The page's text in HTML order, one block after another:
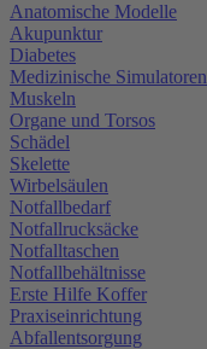
Anatomische Modelle
Akupunktur
Diabetes
Medizinische Simulatoren
Muskeln
Organe und Torsos
Schädel
Skelette
Wirbelsäulen
Notfallbedarf
Notfallrucksäcke
Notfalltaschen
Notfallbehältnisse
Erste Hilfe Koffer
Praxiseinrichtung
Abfallentsorgung